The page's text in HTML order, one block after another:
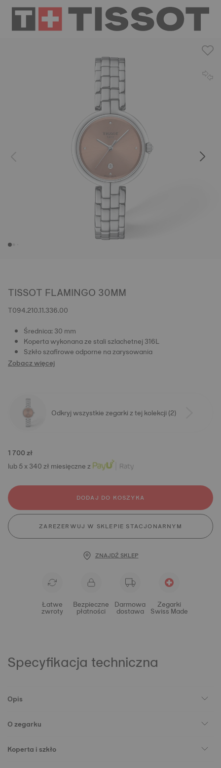
TISSOT FLAMINGO 30MM
T094.210.11.336.00
Średnica: 30 mm
Koperta wykonana ze stali szlachetnej 316L
Szkło szafirowe odporne na zarysowania
Zobacz więcej
Odkryj wszystkie zegarki z tej kolekcji (2)
1 700 zł
lub 5 x 340 zł miesięczne z
DODAJ DO KOSZYKA
ZAREZERWUJ W SKLEPIE STACJONARNYM
ZNAJDŹ SKLEP
Łatwe
zwroty
Bezpieczne
płatności
Darmowa
dostawa
Zegarki
Swiss Made
Specyfikacja techniczna
Opis
O zegarku
Koperta i szkło